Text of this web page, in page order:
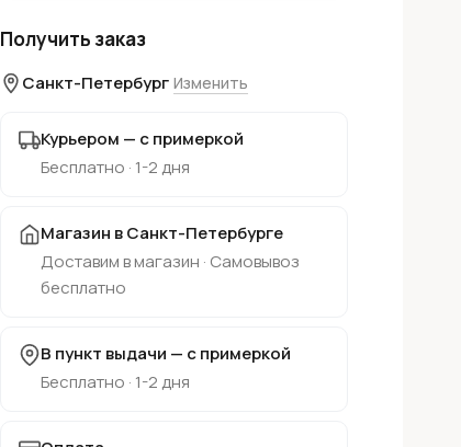
Получить заказ
Санкт-Петербург Изменить
Курьером — с примеркой
Бесплатно · 1-2 дня
Магазин в Санкт-Петербурге
Доставим в магазин · Самовывоз
бесплатно
В пункт выдачи — с примеркой
Бесплатно · 1-2 дня